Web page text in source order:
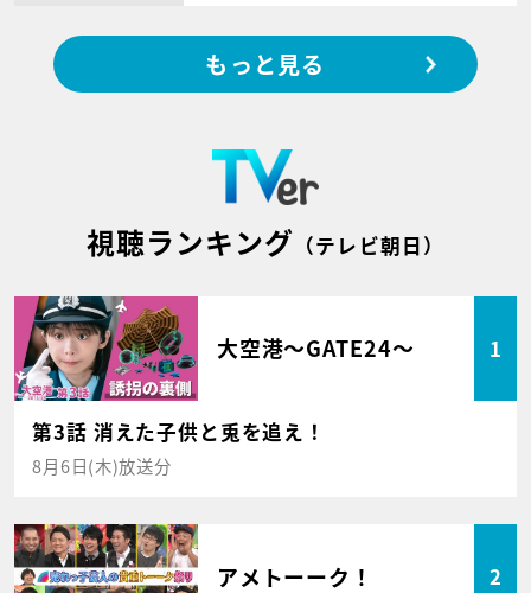
もっと見る
視聴ランキング （テレビ朝日）
大空港～GATE24～ 1
第3話 消えた子供と兎を追え！
8月6日(木)放送分
アメトーーク！ 2